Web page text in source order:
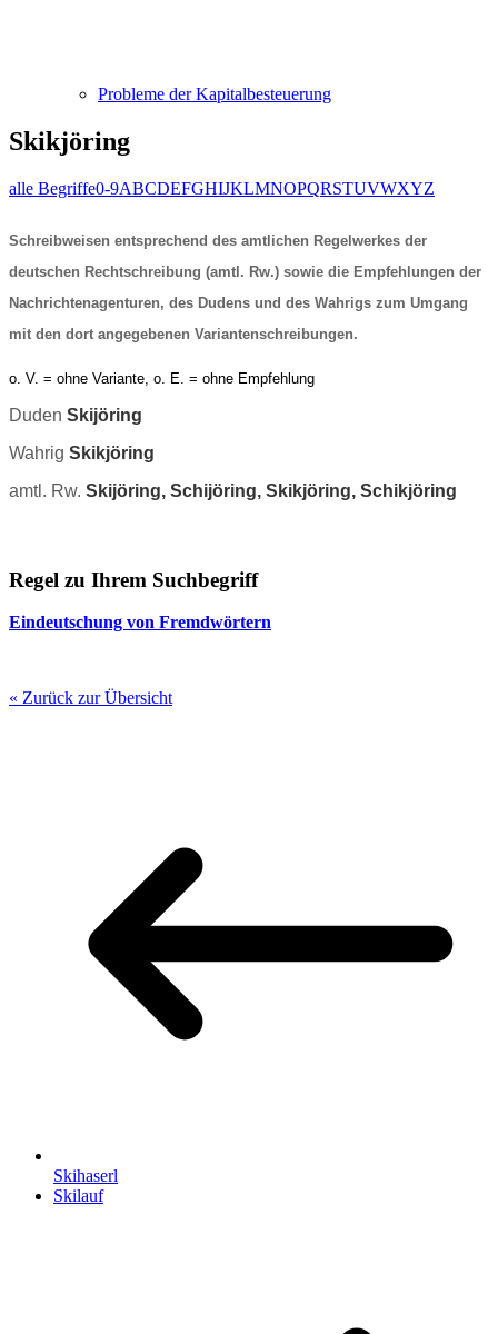
Probleme der Kapitalbesteuerung
Skikjöring
alle Begriffe0-9ABCDEFGHIJKLMNOPQRSTUVWXYZ
Schreibweisen entsprechend des amtlichen Regelwerkes der
deutschen Rechtschreibung (amtl. Rw.) sowie die Empfehlungen der
Nachrichtenagenturen, des Dudens und des Wahrigs zum Umgang
mit den dort angegebenen Variantenschreibungen.
o. V. = ohne Variante, o. E. = ohne Empfehlung
Duden Skijöring
Wahrig Skikjöring
amtl. Rw. Skijöring, Schijöring, Skikjöring, Schikjöring
Regel zu Ihrem Suchbegriff
Eindeutschung von Fremdwörtern
« Zurück zur Übersicht
Skihaserl
Skilauf